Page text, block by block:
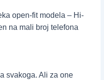
open-fit modela – Hi-
na mali broj telefona
svakoga. Ali za one